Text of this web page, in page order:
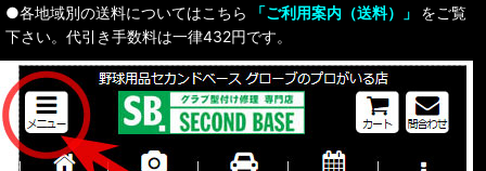
●各地域別の送料についてはこちら
「ご利用案内（送料）」 をご覧
下さい。代引き手数料は一律432円です。